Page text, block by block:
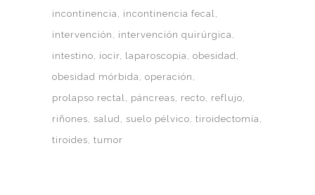
incontinencia
incontinencia fecal
intervención
intervención quirúrgica
intestino
iocir laparoscopia obesidad
obesidad mórbida operación
prolapso rectal
páncreas recto
reflujo
riñones
salud suelo pélvico tiroidectomía
tiroides tumor